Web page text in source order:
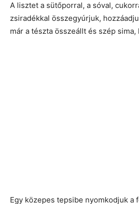
A lisztet a sütőporral, a sóval,
zsiradékkal összegyúrjuk,
már a tészta összeállt és szép
Egy közepes tepsibe nyomkodjuk a